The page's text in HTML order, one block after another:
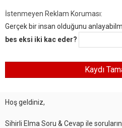
İstenmeyen Reklam Koruması:
Gerçek bir insan olduğunu
bes eksi iki kac eder?
Hoş geldiniz,
Sihirli Elma Soru & Cevap ile